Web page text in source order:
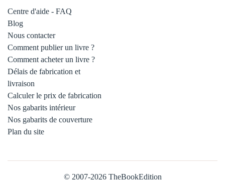
Centre d'aide - FAQ
Blog
Nous contacter
Comment publier un livre ?
Comment acheter un livre ?
Délais de fabrication et
livraison
Calculer le prix de fabrication
Nos gabarits intérieur
Nos gabarits de couverture
Plan du site
© 2007-2026 TheBookEdition